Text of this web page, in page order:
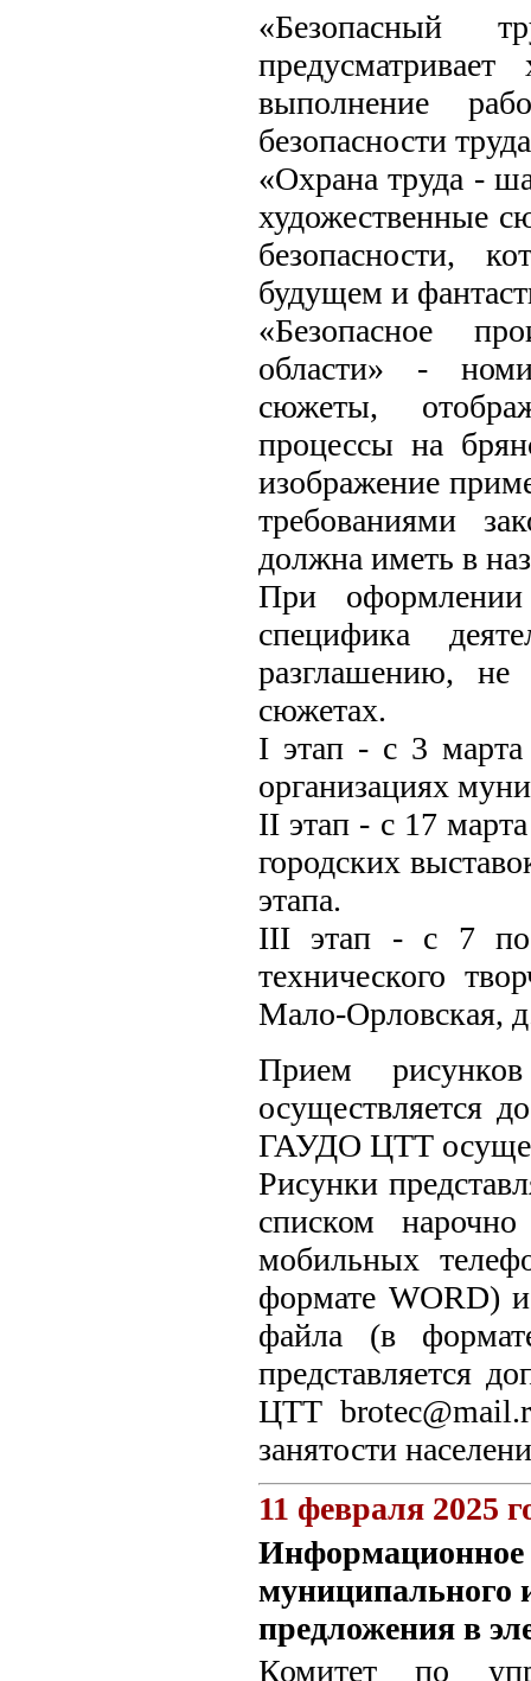
«Безопасный
выполнение
безопасности
«Охрана труда -
художественные
безопасности,
будущем и
«Безопасное
области» -
сюжеты,
процессы на
изображение
требованиями
должна иметь в
При
специфика
разглашению, не
сюжетах.
I этап - с 3 марта
организациях
II этап - с 17
городских
этапа.
III этап - с 7 по
технического
Мало-Орловская,
Прием
осуществляется
ГАУДО ЦТТ
Рисунки
списком
мобильных
формате WORD)
файла (в
представляется
ЦТТ
занятости
11 февраля 2025
Информационное
муниципального
предложения в
Комитет по